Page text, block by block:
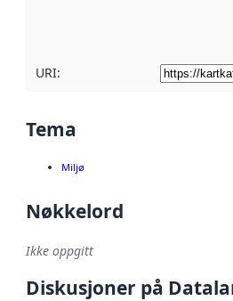
URI:
Tema
Miljø
Nøkkelord
Ikke oppgitt
Diskusjoner på